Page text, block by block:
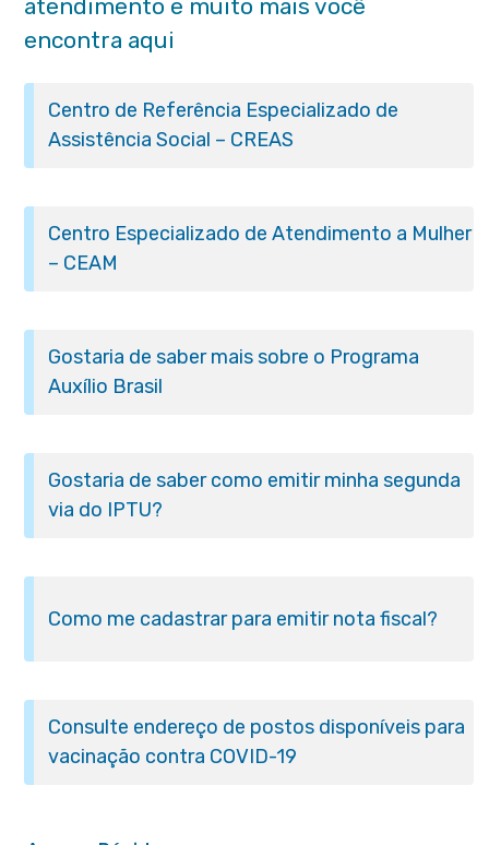
atendimento e muito mais você
encontra aqui
Centro de Referência Especializado de
Assistência Social – CREAS
Centro Especializado de Atendimento a Mulher
– CEAM
Gostaria de saber mais sobre o Programa
Auxílio Brasil
Gostaria de saber como emitir minha segunda
via do IPTU?
Como me cadastrar para emitir nota fiscal?
Consulte endereço de postos disponíveis para
vacinação contra COVID-19